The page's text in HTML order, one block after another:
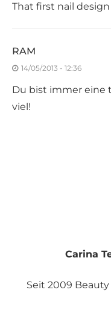
That first nail
RAM
14/05/2013 - 12:36
Du bist immer eine
viel!
Carina
Seit 2009